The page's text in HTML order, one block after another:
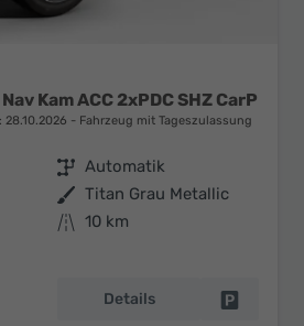
Kam ACC 2xPDC SHZ CarP
28.10.2026 Fahrzeug mit Tageszulassung
Getriebe Automatik
Außenfarbe Titan Grau Metallic
Kilometerstand 10 km
Details